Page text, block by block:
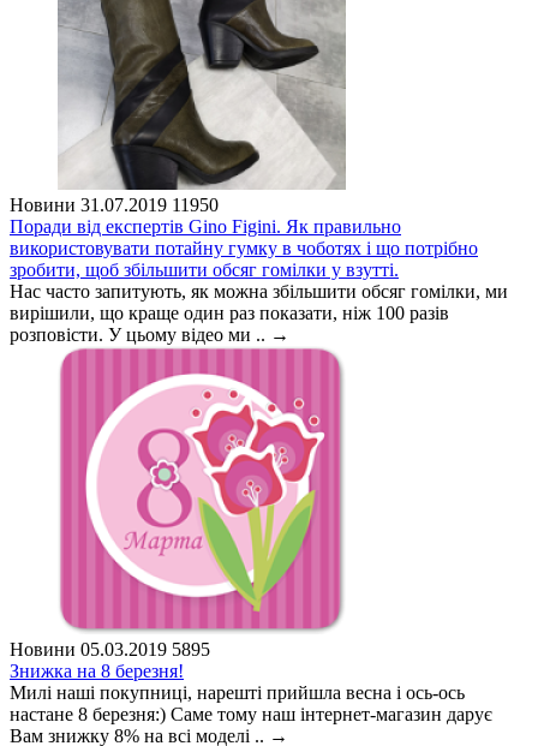
Новини 31.07.2019 11950
Поради від експертів Gino Figini. Як правильно
використовувати потайну гумку в чоботях і що потрібно
зробити, щоб збільшити обсяг гомілки у взутті.
Нас часто запитують, як можна збільшити обсяг гомілки, ми
вирішили, що краще один раз показати, ніж 100 разів
розповісти. У цьому відео ми .. →
Новини 05.03.2019 5895
Знижка на 8 березня!
Милі наші покупниці, нарешті прийшла весна і ось-ось
настане 8 березня:) Саме тому наш інтернет-магазин дарує
Вам знижку 8% на всі моделі .. →